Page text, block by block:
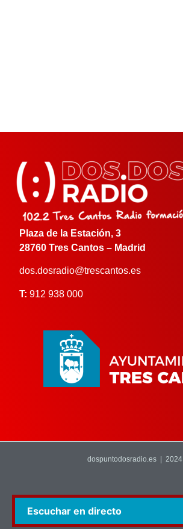
Plaza de la Estación, 3
28760 Tres Cantos – Madrid
dos.dosradio@trescantos.es
T: 912 938 000
Escuchar en directo
dospuntodosradio.es | 2024